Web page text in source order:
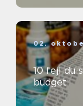
02.
10 fejl du
budget